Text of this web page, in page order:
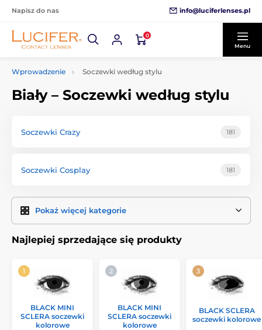
Napisz do nas info@luciferlenses.pl
0
Menu
Wprowadzenie Soczewki według stylu
Biały – Soczewki według stylu
Soczewki Crazy 181
Soczewki Cosplay 181
Pokaż więcej kategorie
Najlepiej sprzedające się produkty
BLACK MINI
SCLERA soczewki
kolorowe
BLACK MINI
SCLERA soczewki
kolorowe
BLACK SCLERA
soczewki kolorowe